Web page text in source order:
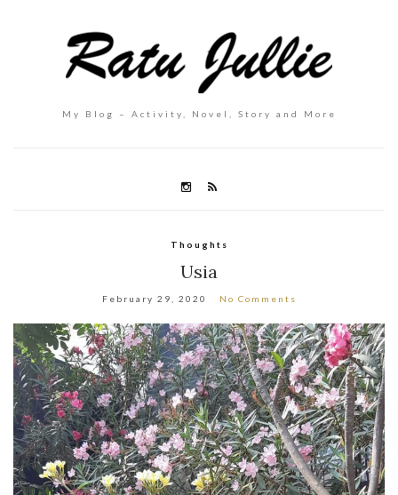
My Blog – Activity, Novel, Story and More
Thoughts
Usia
February 29, 2020 No Comments